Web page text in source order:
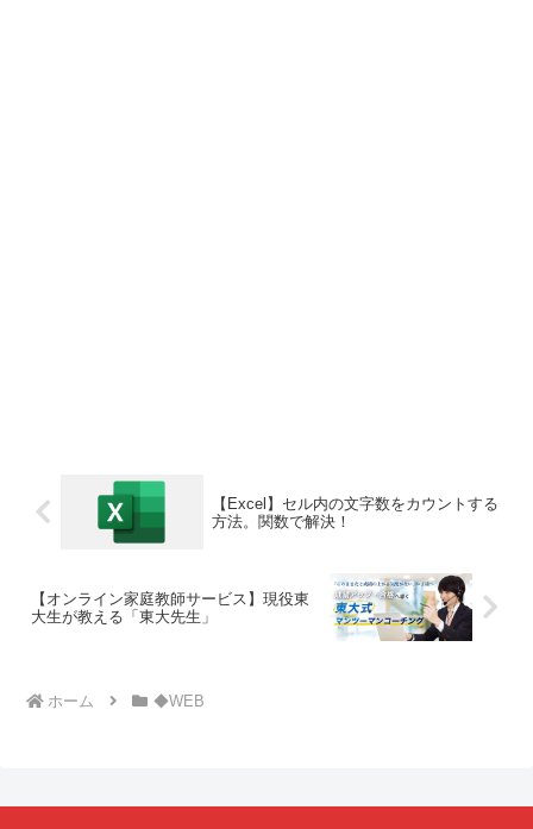
【Excel】セル内の文字数をカウントする
方法。関数で解決！
【オンライン家庭教師サービス】現役東
大生が教える「東大先生」
ホーム ◆WEB